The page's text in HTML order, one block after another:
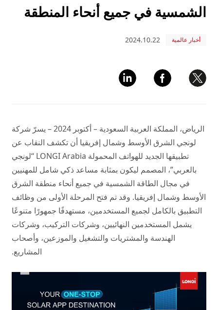
الشمسية في جميع أنحاء المنطقة
أخبار عالمية 2024.10.22
الرياض، المملكة العربية السعودية – أكتوبر 2024 – يسرّ شركة
لونجي الشرق الأوسط وشمال إفريقيا أن تكشف النقاب عن
تطبيقها الجديد للهواتف المحمولة LONGI Arabia “لونجي
بالعربي”، المصمم ليكون بمثابة مساعد ذكي شامل للمهنيين
في مجال الطاقة الشمسية في جميع أنحاء منطقة الشرق
الأوسط وشمال إفريقيا. وقد تم فتح المرحلة الأولى من وظائف
التطبيق بالكامل لجميع المستخدمين، مستهدفًا جمهورًا متنوعًا
يشمل المستخدمين النهائيين، وشركات التركيب، وشركات
الهندسة والمشتريات والتشغيل والموزعين، وأصحاب
المشاريع.